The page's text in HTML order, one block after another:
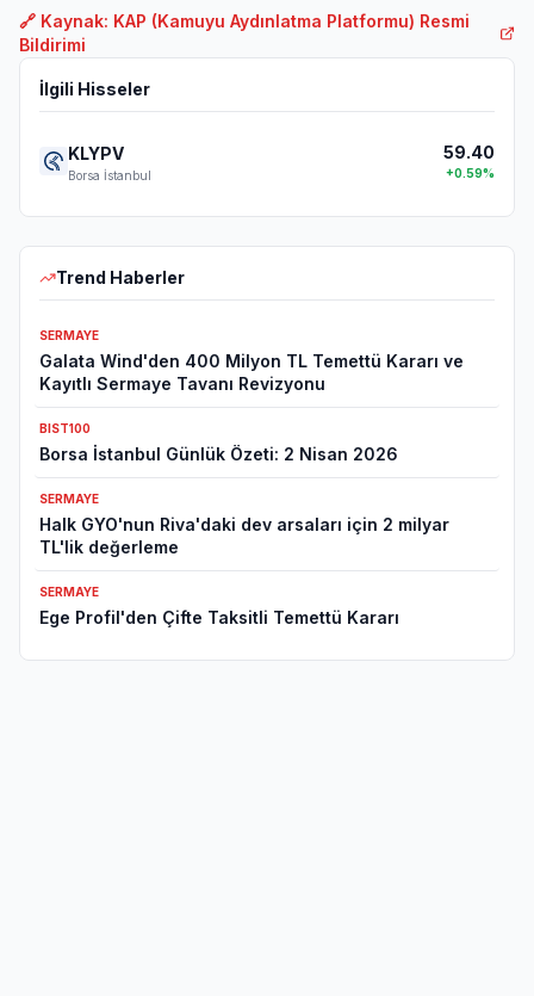
🔗 Kaynak: KAP (Kamuyu Aydınlatma Platformu) Resmi
Bildirimi
İlgili Hisseler
KLYPV
Borsa İstanbul
59.40
+0.59%
Trend Haberler
SERMAYE
Galata Wind'den 400 Milyon TL Temettü Kararı ve
Kayıtlı Sermaye Tavanı Revizyonu
BIST100
Borsa İstanbul Günlük Özeti: 2 Nisan 2026
SERMAYE
Halk GYO'nun Riva'daki dev arsaları için 2 milyar
TL'lik değerleme
SERMAYE
Ege Profil'den Çifte Taksitli Temettü Kararı